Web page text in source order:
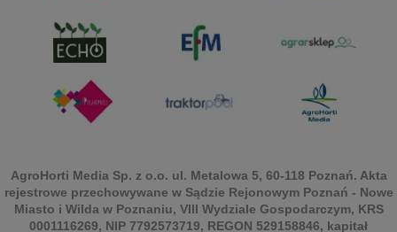
AgroHorti Media Sp. z o.o. ul. Metalowa 5, 60-118 Poznań. Akta
rejestrowe przechowywane w Sądzie Rejonowym Poznań - Nowe
Miasto i Wilda w Poznaniu, VIII Wydziale Gospodarczym, KRS
0001116269, NIP 7792573719, REGON 529158846, kapitał